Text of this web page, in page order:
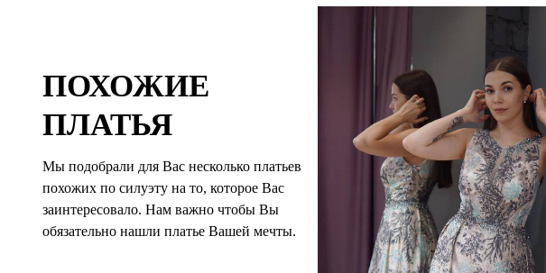
ПОХОЖИЕ
ПЛАТЬЯ
Мы подобрали для Вас несколько платьев
похожих по силуэту на то, которое Вас
заинтересовало. Нам важно чтобы Вы
обязательно нашли платье Вашей мечты.